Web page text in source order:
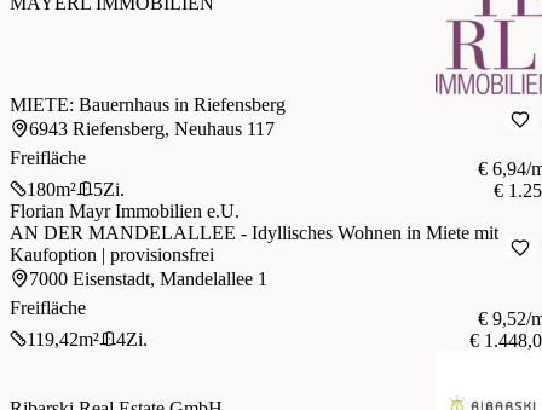
MIETE: Bauernhaus in Riefensberg
6943 Riefensberg, Neuhaus 117
Freifläche
180m² 5Zi.
€ 6,94/
€
Florian Mayr Immobilien e.U.
AN DER MANDELALLEE - Idyllisches Wohnen in Miete mit
Kaufoption | provisionsfrei
7000 Eisenstadt, Mandelallee 1
Freifläche
119,42m² 4Zi.
€ 9,52/
€